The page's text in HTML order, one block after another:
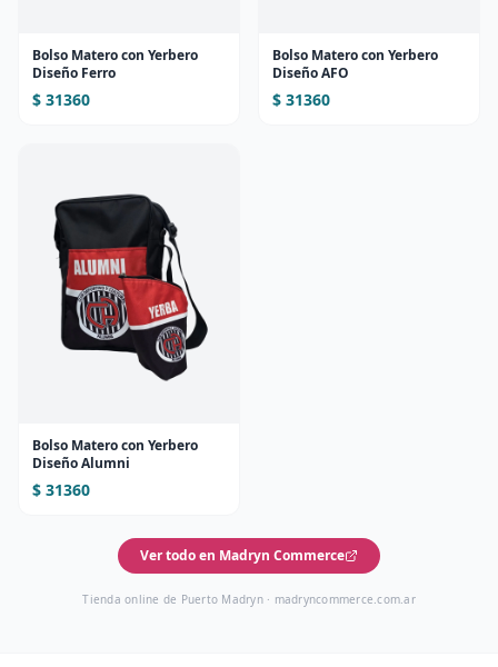
Bolso Matero con Yerbero
Diseño Ferro
$ 31360
Bolso Matero con Yerbero
Diseño AFO
$ 31360
Bolso Matero con Yerbero
Diseño Alumni
$ 31360
Ver todo en Madryn Commerce
Tienda online de Puerto Madryn · madryncommerce.com.ar